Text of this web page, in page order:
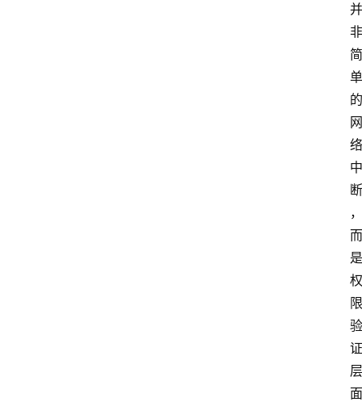
并
非
简
单
的
网
络
中
断
，
而
是
权
限
验
证
层
面